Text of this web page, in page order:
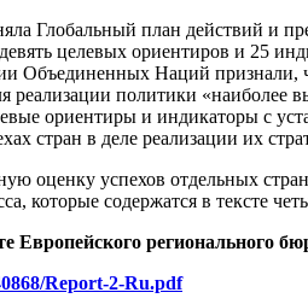
Глобальный план действий
целевых ориентиров и 25
Объединенных Наций признали,
политики «наиболее
ориентиры и индикаторы с
стран в деле реализации их
оценку успехов отдельных
которые содержатся в тексте
Европейского регионального
Report-2-Ru.pdf